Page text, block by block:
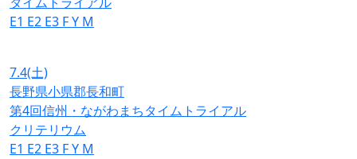
E1 E2 E3 FY M
7.4(土)
長野県小県郡長和町
第4回信州・ながわまちタイムトライアル
クリテリウム
E1 E2 E3 FY M